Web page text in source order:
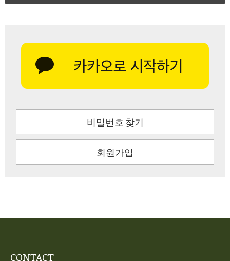
비밀번호 찾기
회원가입
CONTACT